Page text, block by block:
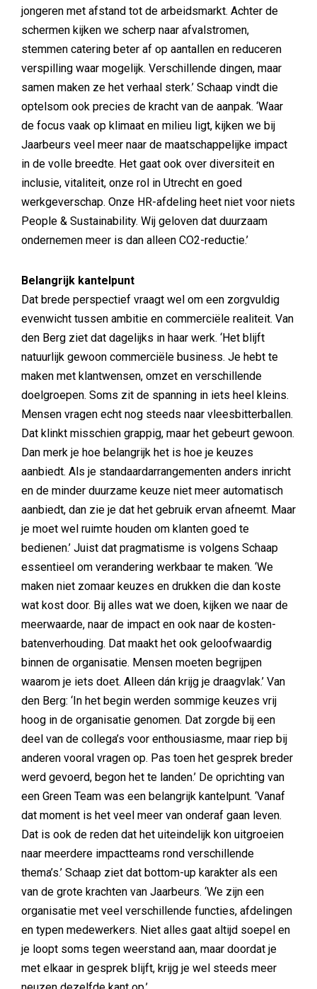
jongeren met afstand tot de arbeidsmarkt. Achter de
schermen kijken we scherp naar afvalstromen,
stemmen catering beter af op aantallen en reduceren
verspilling waar mogelijk. Verschillende dingen, maar
samen maken ze het verhaal sterk.’ Schaap vindt die
optelsom ook precies de kracht van de aanpak. ‘Waar
de focus vaak op klimaat en milieu ligt, kijken we bij
Jaarbeurs veel meer naar de maatschappelijke impact
in de volle breedte. Het gaat ook over diversiteit en
inclusie, vitaliteit, onze rol in Utrecht en goed
werkgeverschap. Onze HR-afdeling heet niet voor niets
People & Sustainability. Wij geloven dat duurzaam
ondernemen meer is dan alleen CO2-reductie.’
Belangrijk kantelpunt
Dat brede perspectief vraagt wel om een zorgvuldig
evenwicht tussen ambitie en commerciële realiteit. Van
den Berg ziet dat dagelijks in haar werk. ‘Het blijft
natuurlijk gewoon commerciële business. Je hebt te
maken met klantwensen, omzet en verschillende
doelgroepen. Soms zit de spanning in iets heel kleins.
Mensen vragen echt nog steeds naar vleesbitterballen.
Dat klinkt misschien grappig, maar het gebeurt gewoon.
Dan merk je hoe belangrijk het is hoe je keuzes
aanbiedt. Als je standaardarrangementen anders inricht
en de minder duurzame keuze niet meer automatisch
aanbiedt, dan zie je dat het gebruik ervan afneemt. Maar
je moet wel ruimte houden om klanten goed te
bedienen.’ Juist dat pragmatisme is volgens Schaap
essentieel om verandering werkbaar te maken. ‘We
maken niet zomaar keuzes en drukken die dan koste
wat kost door. Bij alles wat we doen, kijken we naar de
meerwaarde, naar de impact en ook naar de kosten-
batenverhouding. Dat maakt het ook geloofwaardig
binnen de organisatie. Mensen moeten begrijpen
waarom je iets doet. Alleen dán krijg je draagvlak.’ Van
den Berg: ‘In het begin werden sommige keuzes vrij
hoog in de organisatie genomen. Dat zorgde bij een
deel van de collega’s voor enthousiasme, maar riep bij
anderen vooral vragen op. Pas toen het gesprek breder
werd gevoerd, begon het te landen.’ De oprichting van
een Green Team was een belangrijk kantelpunt. ‘Vanaf
dat moment is het veel meer van onderaf gaan leven.
Dat is ook de reden dat het uiteindelijk kon uitgroeien
naar meerdere impactteams rond verschillende
thema’s.’ Schaap ziet dat bottom-up karakter als een
van de grote krachten van Jaarbeurs. ‘We zijn een
organisatie met veel verschillende functies, afdelingen
en typen medewerkers. Niet alles gaat altijd soepel en
je loopt soms tegen weerstand aan, maar doordat je
met elkaar in gesprek blijft, krijg je wel steeds meer